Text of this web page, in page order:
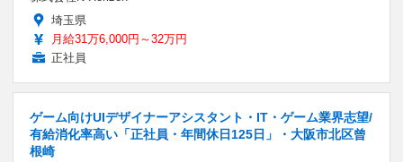
埼玉県
月給31万6,000円～32万円
正社員
ゲーム向けUIデザイナーアシスタント・IT・ゲーム業界志望/
有給消化率高い「正社員・年間休日125日」・大阪市北区曾
根崎